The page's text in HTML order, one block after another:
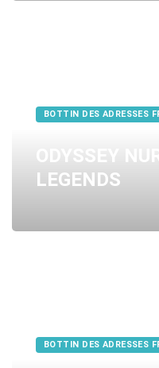
BOTTIN DES ADRESSES
ODYSSEY
LEGENDS
BOTTIN DES ADRESSES